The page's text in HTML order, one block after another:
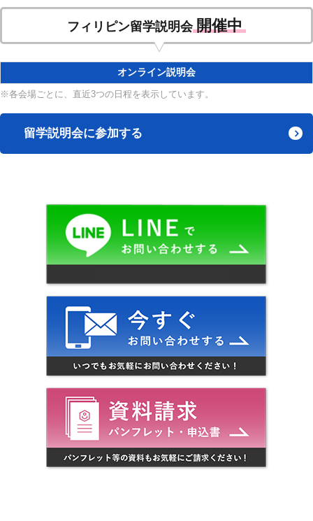
フィリピン留学説明会 開催中
オンライン説明会
※各会場ごとに、直近3つの日程を表示しています。
留学説明会に参加する